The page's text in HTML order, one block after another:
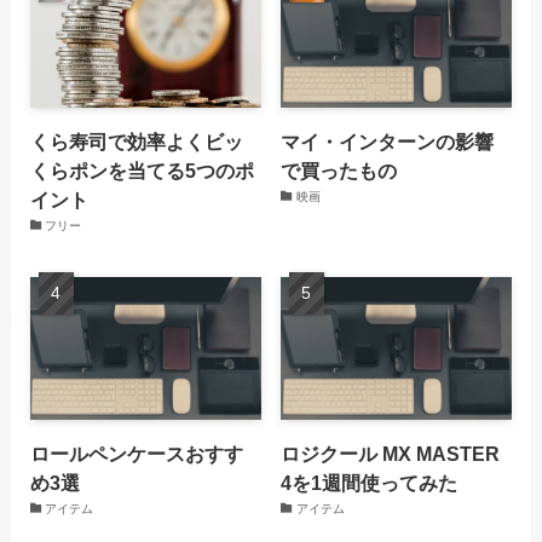
くら寿司で効率よくビッ
くらポンを当てる5つのポ
イント
フリー
マイ・インターンの影響
で買ったもの
映画
ロールペンケースおすす
め3選
アイテム
ロジクール MX MASTER
4を1週間使ってみた
アイテム